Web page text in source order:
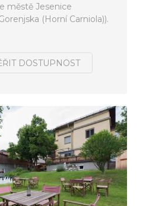
městě Jesenice
(Horní Carniola)).
DOSTUPNOST